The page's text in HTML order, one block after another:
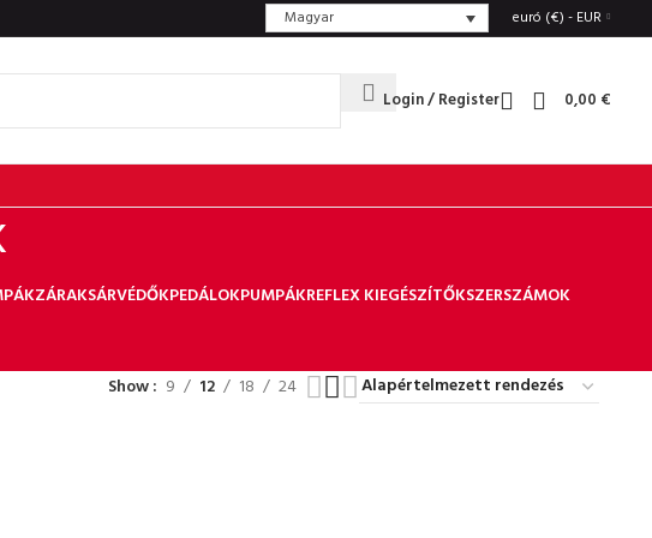
Magyar euró (€) - EUR
Login / Register 0,00 €
ZÁRAKSÁRVÉDŐKPEDÁLOKPUMPÁKREFLEX KIEGÉSZÍTŐKSZERSZÁMOK
Show 9 12 18 24